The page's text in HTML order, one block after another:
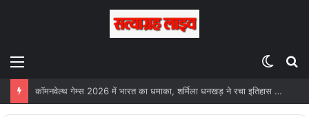
Switch
कॉमनवेल्थ गेम्स 2026 में भारत का धमाका, शर्मिला धनखड़ ने रचा इतिहास जीता गोल्ड